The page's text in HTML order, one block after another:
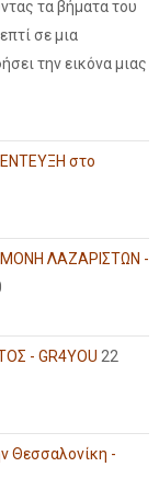
τα βήματα του
σε μια
την εικόνα μιας
στο
ΜΟΝΗ ΛΑΖΑΡΙΣΤΩΝ -
- GR4YOU 22
Θεσσαλονίκη -